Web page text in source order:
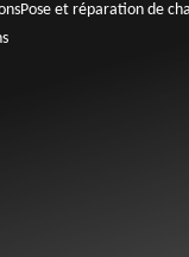
Pose et réparation de